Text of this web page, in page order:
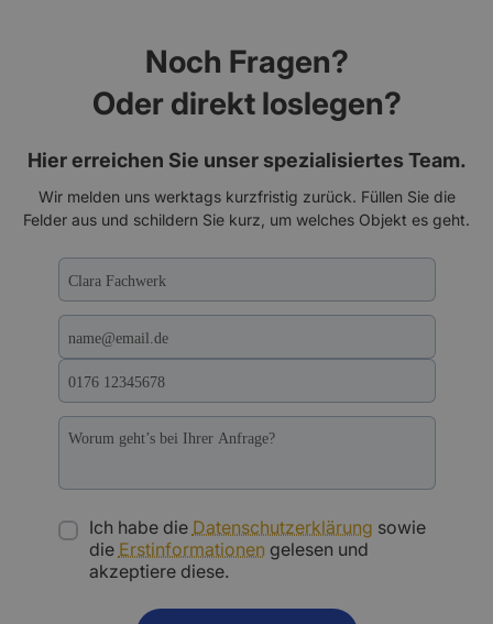
Noch Fragen?
Oder direkt loslegen?
Hier erreichen Sie unser spezialisiertes Team.
Wir melden uns werktags kurzfristig zurück. Füllen Sie die
Felder aus und schildern Sie kurz, um welches Objekt es geht.
Ich habe die Datenschutzerklärung sowie
die Erstinformationen gelesen und
akzeptiere diese.